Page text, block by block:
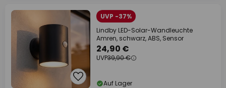
UVP -37%
Lindby LED-Solar-Wandleuchte
Amren, schwarz, ABS, Sensor
24,90 €
UVP39,90 €
Auf Lager